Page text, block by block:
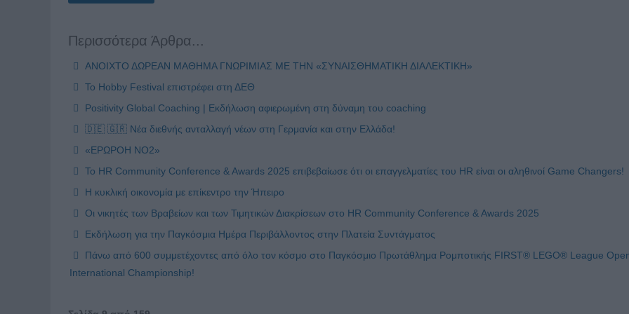
Περισσότερα Άρθρα...
ΑΝΟΙΧΤΟ ΔΩΡΕΑΝ ΜΑΘΗΜΑ ΓΝΩΡΙΜΙΑΣ ΜΕ ΤΗΝ «ΣΥΝΑΙΣΘΗΜΑΤΙΚΗ ΔΙΑΛΕΚΤΙΚΗ»
Το Hobby Festival επιστρέφει στη ΔΕΘ
Positivity Global Coaching | Εκδήλωση αφιερωμένη στη δύναμη του coaching
🇩🇪 🇬🇷 Νέα διεθνής ανταλλαγή νέων στη Γερμανία και στην Ελλάδα!
«ΕΡΩΡΟΗ NO2»
Το HR Community Conference & Awards 2025 επιβεβαίωσε ότι οι επαγγελματίες του HR είναι οι αληθινοί Game Changers!
Η κυκλική οικονομία με επίκεντρο την Ήπειρο
Οι νικητές των Βραβείων και των Τιμητικών Διακρίσεων στο HR Community Conference & Awards 2025
Εκδήλωση για την Παγκόσμια Ημέρα Περιβάλλοντος στην Πλατεία Συντάγματος
Πάνω από 600 συμμετέχοντες από όλο τον κόσμο στο Παγκόσμιο Πρωτάθλημα Ρομποτικής FIRST® LEGO® League
International Championship!